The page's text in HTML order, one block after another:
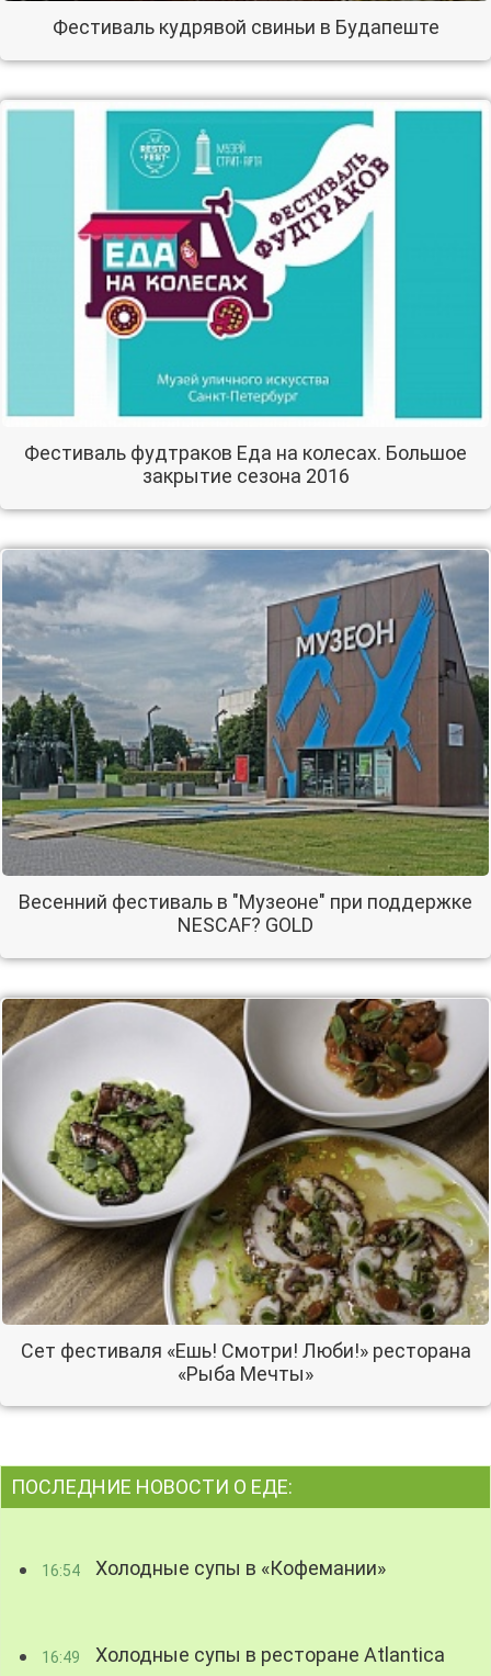
Фестиваль кудрявой свиньи в Будапеште
Фестиваль фудтраков Еда на колесах. Большое
закрытие сезона 2016
Весенний фестиваль в "Музеоне" при поддержке
NESCAF? GOLD
Сет фестиваля «Ешь! Смотри! Люби!» ресторана
«Рыба Мечты»
ПОСЛЕДНИЕ НОВОСТИ О ЕДЕ:
16:54 Холодные супы в «Кофемании»
16:49 Холодные супы в ресторане Atlantica